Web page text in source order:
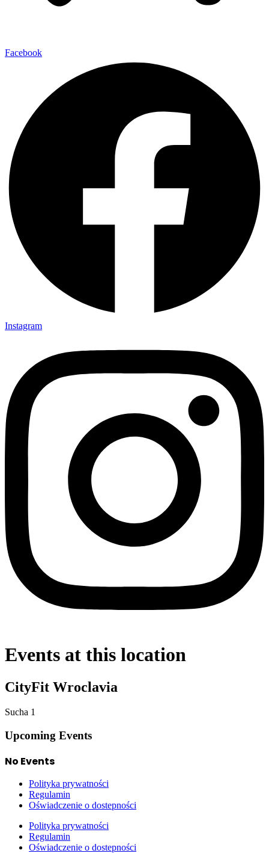
Facebook
Instagram
Events at this location
CityFit Wroclavia
Sucha 1
Upcoming Events
No Events
Polityka prywatności
Regulamin
Oświadczenie o dostepności
Polityka prywatności
Regulamin
Oświadczenie o dostepności